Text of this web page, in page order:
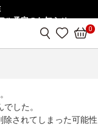
ル予定のお知らせ
0
した。
除されてしまった可能性